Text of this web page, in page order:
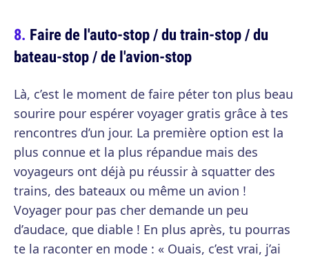
Faire de l'auto-stop / du train-stop / du
bateau-stop / de l'avion-stop
Là, c’est le moment de faire péter ton plus beau
sourire pour espérer voyager gratis grâce à tes
rencontres d’un jour. La première option est la
plus connue et la plus répandue mais des
voyageurs ont déjà pu réussir à squatter des
trains, des bateaux ou même un avion !
Voyager pour pas cher demande un peu
d’audace, que diable ! En plus après, tu pourras
te la raconter en mode : « Ouais, c’est vrai, j’ai